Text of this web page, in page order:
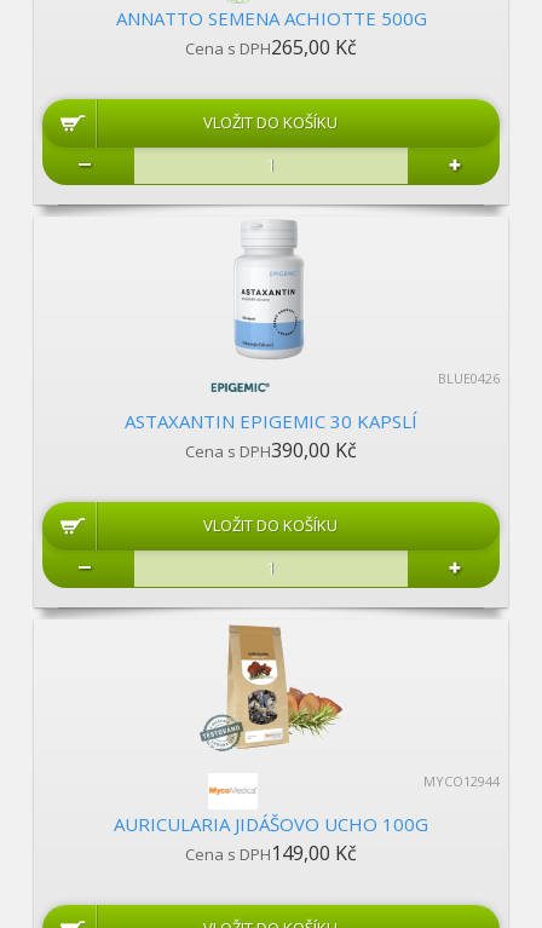
ANNATTO SEMENA ACHIOTTE 500G
Cena s DPH265,00 Kč
BLUE0426
ASTAXANTIN EPIGEMIC 30 KAPSLÍ
Cena s DPH390,00 Kč
MYCO12944
AURICULARIA JIDÁŠOVO UCHO 100G
Cena s DPH149,00 Kč